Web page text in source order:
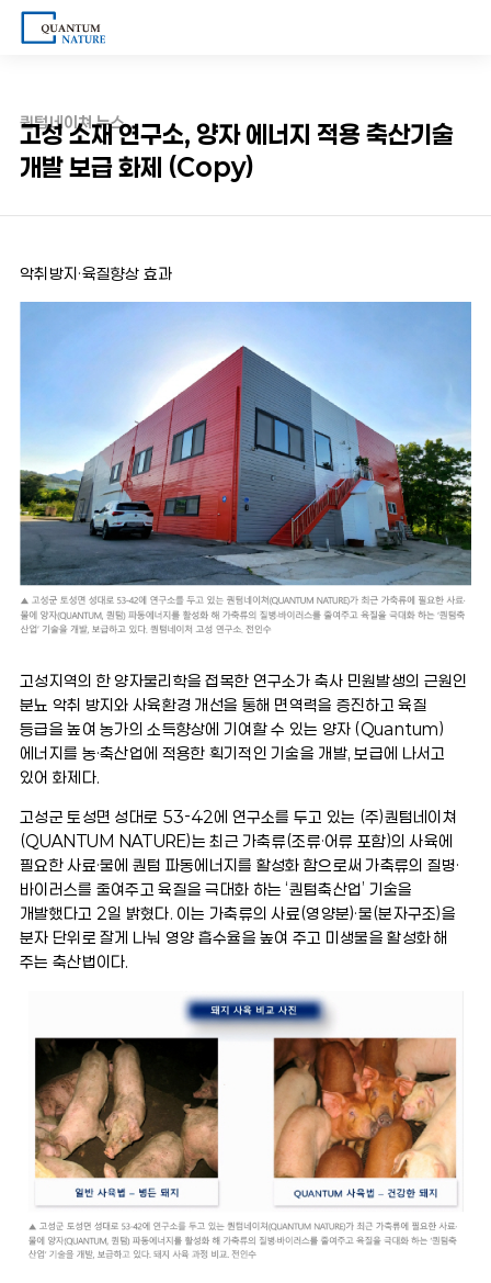
고성 소재 연구소, 양자 에너지 적용 축산기술
개발 보급 화제 (Copy)
퀀텀네이쳐 뉴스
악취방지·육질향상 효과
고성지역의 한 양자물리학을 접목한 연구소가 축사 민원발생의 근원인
분뇨 악취 방지와 사육환경 개선을 통해 면역력을 증진하고 육질
등급을 높여 농가의 소득향상에 기여할 수 있는 양자 (Quantum)
에너지를 농·축산업에 적용한 획기적인 기술을 개발, 보급에 나서고
있어 화제다.
고성군 토성면 성대로 53-42에 연구소를 두고 있는 (주)퀀텀네이쳐
(QUANTUM NATURE)는 최근 가축류(조류·어류 포함)의 사육에
필요한 사료·물에 퀀텀 파동에너지를 활성화 함으로써 가축류의 질병·
바이러스를 줄여주고 육질을 극대화 하는 ‘퀀텀축산업’ 기술을
개발했다고 2일 밝혔다. 이는 가축류의 사료(영양분)·물(분자구조)을
분자 단위로 잘게 나눠 영양 흡수율을 높여 주고 미생물을 활성화 해
주는 축산법이다.